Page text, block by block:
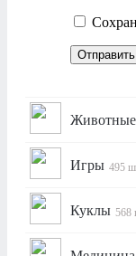
Животные
Игры 495
Куклы 568